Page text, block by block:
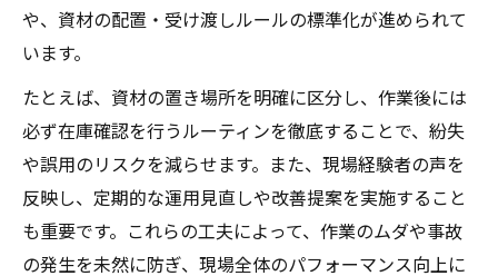
とは
説
資格を活かしてプラント工事現場で活躍す
る方法
資材管理スキルアップに繋がる資格選びの
コツ
や、資材の配置・受け渡しルールの標準化が進められて
います。
たとえば、資材の置き場所を明確に区分し、作業後には
必ず在庫確認を行うルーティンを徹底することで、紛失
や誤用のリスクを減らせます。また、現場経験者の声を
反映し、定期的な運用見直しや改善提案を実施すること
も重要です。これらの工夫によって、作業のムダや事故
の発生を未然に防ぎ、現場全体のパフォーマンス向上に